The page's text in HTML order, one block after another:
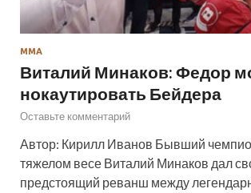
ММА
Виталий Минаков: Федор
нокаутировать Бейдера
Оставьте комментарий
Автор: Кирилл Иванов Бывший
тяжелом весе Виталий Минаков дал
предстоящий реванш между